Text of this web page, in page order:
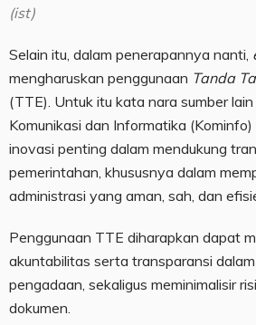
(ist)
Selain itu, dalam penerapannya nanti,
mengharuskan penggunaan Tanda
(TTE). Untuk itu kata nara sumber
Komunikasi dan Informatika
inovasi penting dalam mendukung
pemerintahan, khususnya dalam
administrasi yang aman, sah, dan
Penggunaan TTE diharapkan dapat
akuntabilitas serta transparansi
pengadaan, sekaligus meminimalisir
dokumen.